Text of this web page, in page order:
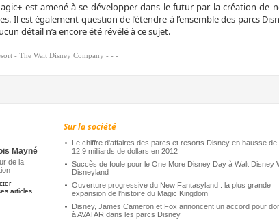
est amené à se développer dans le futur par la création de
Il est également question de l’étendre à l’ensemble des parcs
détail n’a encore été révélé à ce sujet.
- The Walt Disney Company - - -
Mayné
de la
articles
Sur la société
Le chiffre d'affaires des parcs et resorts Disney en hausse de
12,9 milliards de dollars en 2012
Succès de foule pour le One More Disney Day à Walt Disney
Disneyland
Ouverture progressive du New Fantasyland : la plus grande
expansion de l'histoire du Magic Kingdom
Disney, James Cameron et Fox annoncent un accord pour
à AVATAR dans les parcs Disney